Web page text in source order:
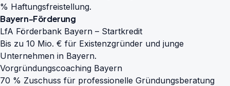
% Haftungsfreistellung.
Bayern-Förderung
LfA Förderbank Bayern – Startkredit
Bis zu 10 Mio. € für Existenzgründer und junge
Unternehmen in Bayern.
Vorgründungscoaching Bayern
70 % Zuschuss für professionelle Gründungsberatung